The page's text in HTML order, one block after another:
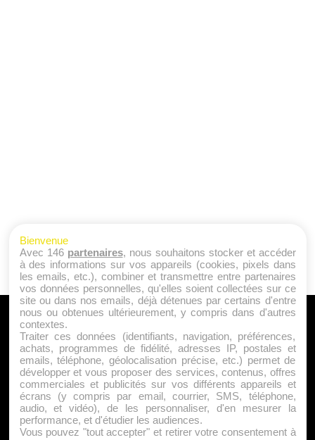
A PROPOS
Qui sommes nous ?
Mentions Légales
Publicité
Politique de Cookies
Contact
Bienvenue
Avec 146 partenaires, nous souhaitons stocker et accéder
à des informations sur vos appareils (cookies, pixels dans
les emails, etc.), combiner et transmettre entre partenaires
vos données personnelles, qu'elles soient collectées sur ce
site ou dans nos emails, déjà détenues par certains d'entre
nous ou obtenues ultérieurement, y compris dans d'autres
contextes.
Traiter ces données (identifiants, navigation, préférences,
achats, programmes de fidélité, adresses IP, postales et
emails, téléphone, géolocalisation précise, etc.) permet de
développer et vous proposer des services, contenus, offres
commerciales et publicités sur vos différents appareils et
écrans (y compris par email, courrier, SMS, téléphone,
audio, et vidéo), de les personnaliser, d'en mesurer la
performance, et d'étudier les audiences.
Vous pouvez "tout accepter" et retirer votre consentement à